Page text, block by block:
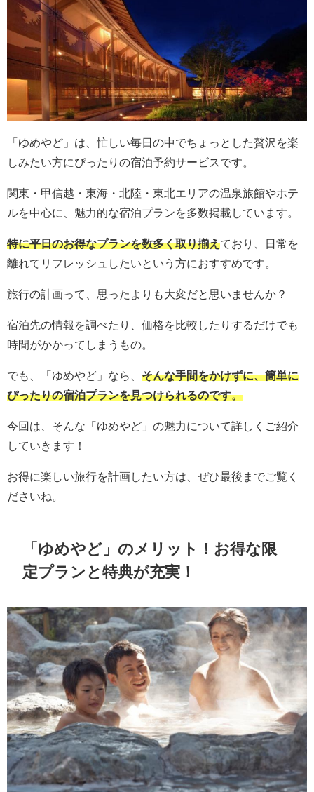
「ゆめやど」は、忙しい毎日の中でちょっとした贅沢を楽
しみたい方にぴったりの宿泊予約サービスです。
関東・甲信越・東海・北陸・東北エリアの温泉旅館やホテ
ルを中心に、魅力的な宿泊プランを多数掲載しています。
特に平日のお得なプランを数多く取り揃えており、日常を
離れてリフレッシュしたいという方におすすめです。
旅行の計画って、思ったよりも大変だと思いませんか？
宿泊先の情報を調べたり、価格を比較したりするだけでも
時間がかかってしまうもの。
でも、「ゆめやど」なら、 そんな手間をかけずに、簡単に
ぴったりの宿泊プランを見つけられるのです。
今回は、そんな「ゆめやど」の魅力について詳しくご紹介
していきます！
お得に楽しい旅行を計画したい方は、ぜひ最後までご覧く
ださいね。
「ゆめやど」のメリット！お得な限
定プランと特典が充実！